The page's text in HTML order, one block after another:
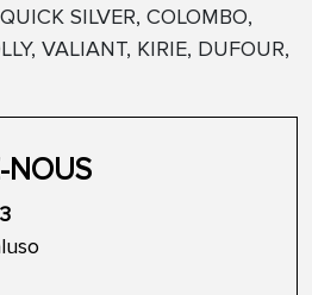
SILVER, COLOMBO,
VALIANT, KIRIE, DUFOUR,
NOUS